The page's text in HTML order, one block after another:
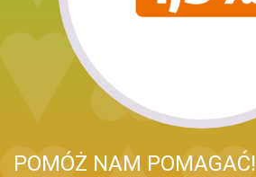
POMÓŻ NAM POMAGAĆ!